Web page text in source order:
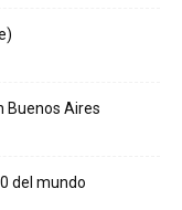
Buenos Aires
del mundo